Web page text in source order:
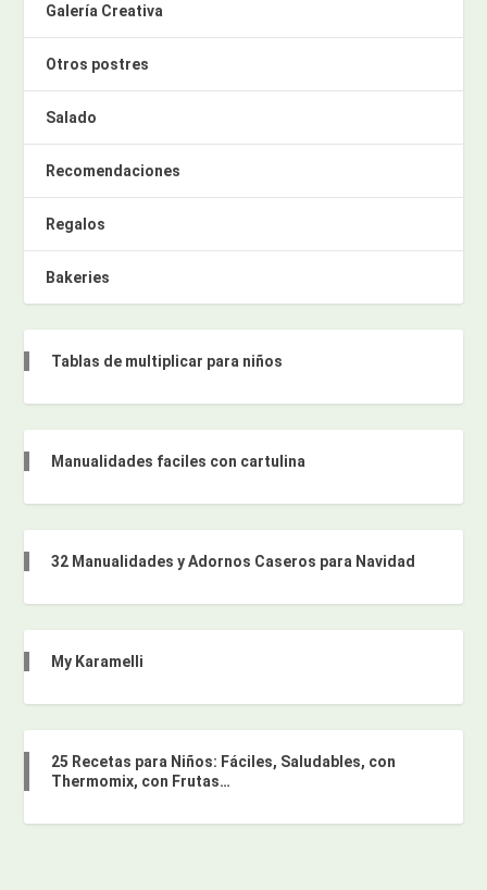
Galería Creativa
Otros postres
Salado
Recomendaciones
Regalos
Bakeries
Tablas de multiplicar para niños
Manualidades faciles con cartulina
32 Manualidades y Adornos Caseros para Navidad
My Karamelli
25 Recetas para Niños: Fáciles, Saludables, con
Thermomix, con Frutas…